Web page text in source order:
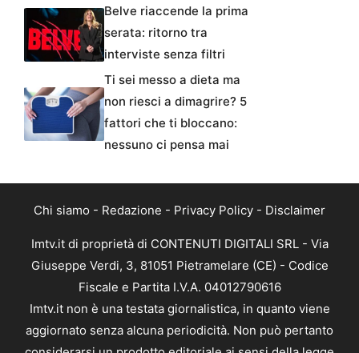
Belve riaccende la prima
serata: ritorno tra
interviste senza filtri
Ti sei messo a dieta ma
non riesci a dimagrire? 5
fattori che ti bloccano:
nessuno ci pensa mai
Chi siamo - Redazione - Privacy Policy - Disclaimer
Imtv.it di proprietà di CONTENUTI DIGITALI SRL - Via
Giuseppe Verdi, 3, 81051 Pietramelare (CE) - Codice
Fiscale e Partita I.V.A. 04012790616
Imtv.it non è una testata giornalistica, in quanto viene
aggiornato senza alcuna periodicità. Non può pertanto